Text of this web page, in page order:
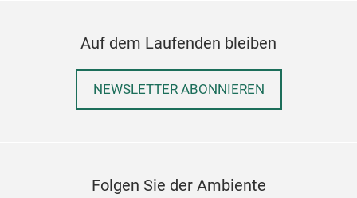
Auf dem Laufenden bleiben
NEWSLETTER ABONNIEREN
Folgen Sie der Ambiente